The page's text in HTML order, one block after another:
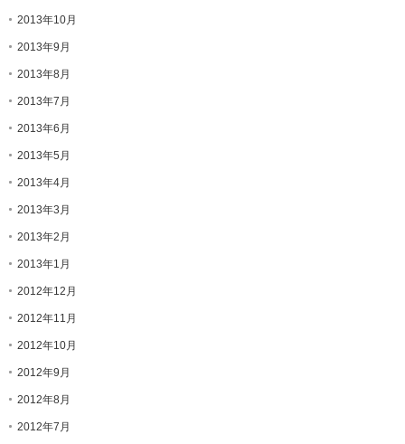
2013年10月
2013年9月
2013年8月
2013年7月
2013年6月
2013年5月
2013年4月
2013年3月
2013年2月
2013年1月
2012年12月
2012年11月
2012年10月
2012年9月
2012年8月
2012年7月